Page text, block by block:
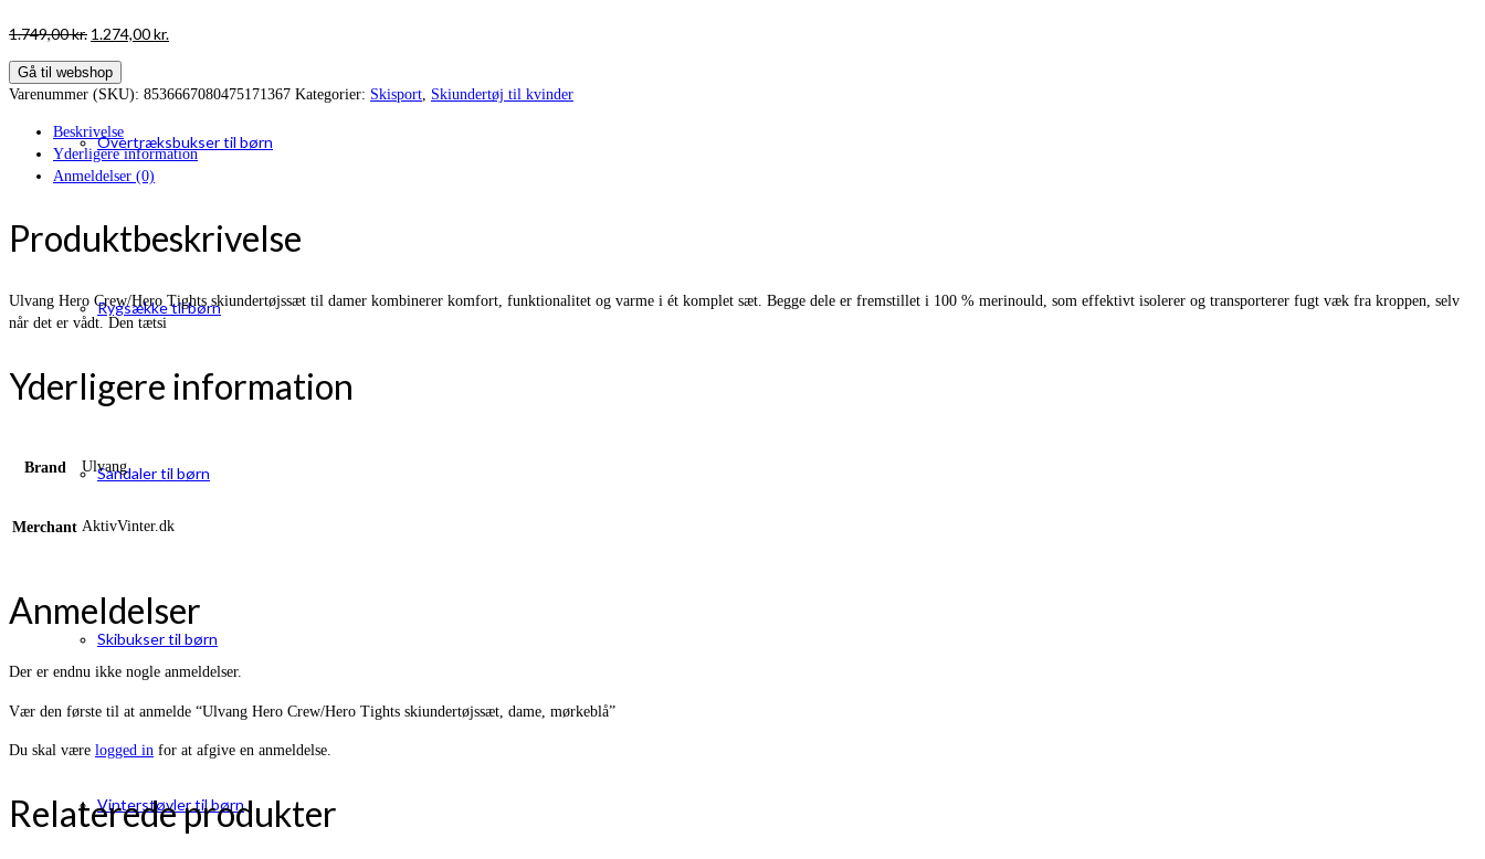
Overtræksbukser til børn
Rygsække til børn
Sandaler til børn
Skibukser til børn
Vinterstøvler til børn
1.749,00kr. Den
pris
var:
1.274,00kr.
er:
Gå til webshop
Varenummer (SKU): 8536667080475171367 Kategorier: Skisport Skiundertøj til kvinder
Beskrivelse
Yderligere information
Anmeldelser (0)
Produktbeskrivelse
Ulvang Hero Crew/Hero Tights skiundertøjssæt til damer kombinerer komfort, funktionalitet og varme i ét komplet sæt. Begge dele er fremstillet i 100 % merinould, som effektivt isolerer og transporterer fugt væk fra kroppen, selv
når det er vådt. Den tætsi
Yderligere information
Brand Ulvang
Merchant AktivVinter.dk
Anmeldelser
Der er endnu ikke nogle anmeldelser.
Vær den første til at anmelde “Ulvang Hero Crew/Hero Tights skiundertøjssæt, dame, mørkeblå”
Du skal være logged in for at afgive en anmeldelse.
Relaterede produkter